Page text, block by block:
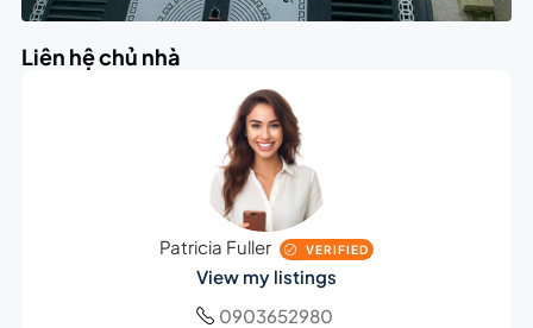
Liên hệ chủ nhà
Patricia Fuller VERIFIED
View my listings
0903652980